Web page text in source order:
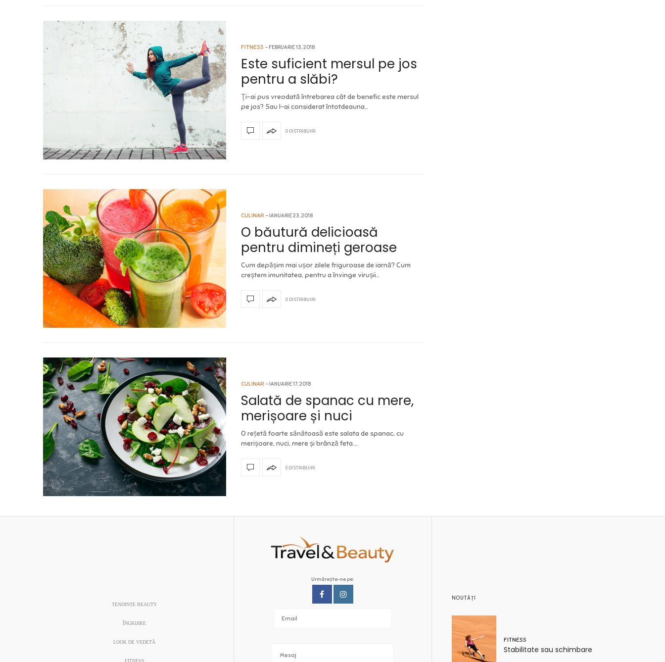
FITNESS FEBRUARIE 13, 2018
Este suficient mersul pe jos
pentru a slăbi?
Ţi-ai pus vreodată întrebarea cât de benefic este mersul
pe jos? Sau l-ai considerat întotdeauna…
0 DISTRIBUIRI
CULINAR IANUARIE 23, 2018
O băutură delicioasă
pentru dimineți geroase
Cum depășim mai ușor zilele friguroase de iarnă? Cum
creștem imunitatea, pentru a învinge virușii…
0 DISTRIBUIRI
CULINAR IANUARIE 17, 2018
Salată de spanac cu mere,
merișoare și nuci
O rețetă foarte sănătoasă este salata de spanac, cu
merișoare, nuci, mere și brânză feta.…
5 DISTRIBUIRI
TENDINȚE BEAUTY
ÎNGRIJIRE
LOOK DE VEDETĂ
FITNESS
Urmărește-ne pe:
NOUTĂȚI
FITNESS
Stabilitate sau schimbare